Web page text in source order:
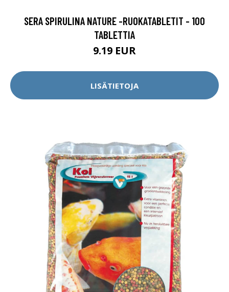
SERA SPIRULINA NATURE -RUOKATABLETIT - 100
TABLETTIA
9.19 EUR
LISÄTIETOJA